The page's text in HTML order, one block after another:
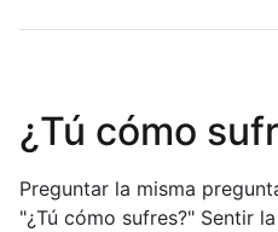
¿Tú cómo
Preguntar la misma
"¿Tú cómo sufres?" Sentir